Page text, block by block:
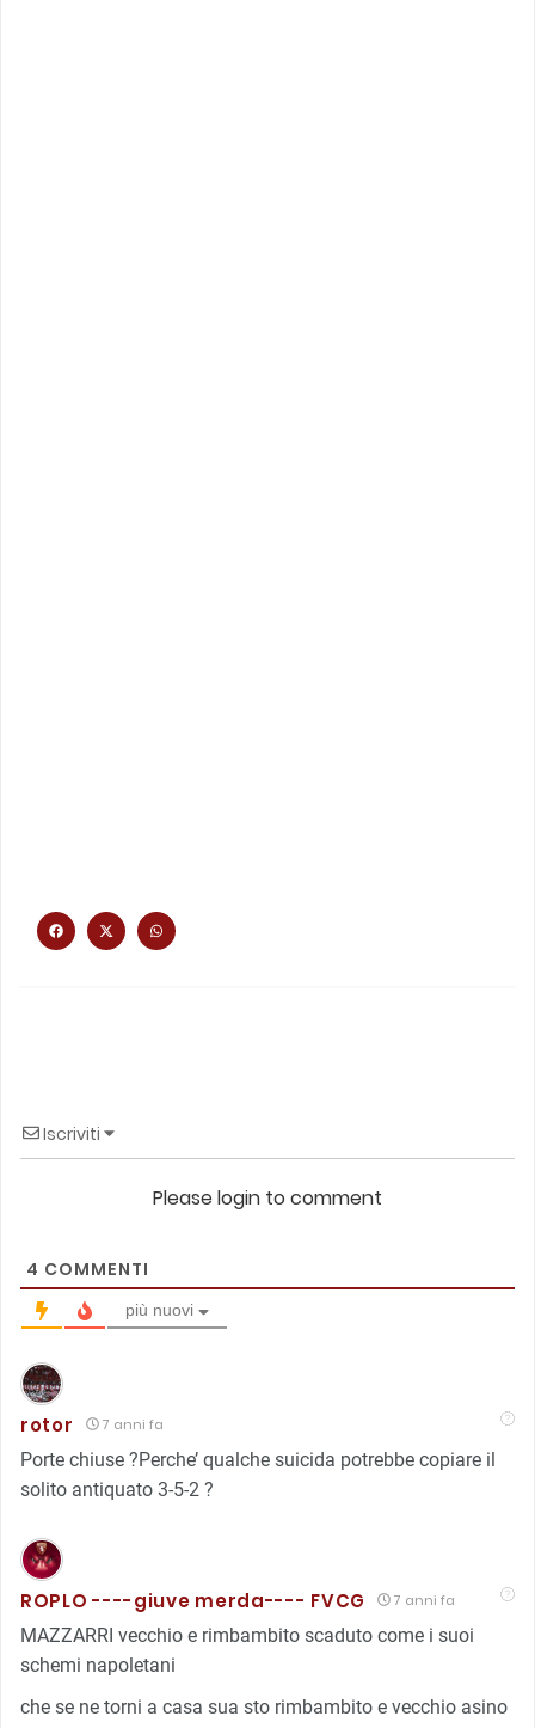
Iscriviti
Please login to comment
4 COMMENTI
più nuovi
rotor 7 anni fa
Porte chiuse ?Perche’ qualche suicida potrebbe copiare il
solito antiquato 3-5-2 ?
ROPLO ----giuve merda---- FVCG 7 anni fa
MAZZARRI vecchio e rimbambito scaduto come i suoi
schemi napoletani
che se ne torni a casa sua sto rimbambito e vecchio asino